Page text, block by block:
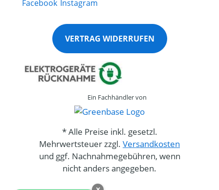
VERTRAG WIDERRUFEN
Ein Fachhändler von
* Alle Preise inkl. gesetzl.
Mehrwertsteuer zzgl. Versandkosten
und ggf. Nachnahmegebühren, wenn
nicht anders angegeben.